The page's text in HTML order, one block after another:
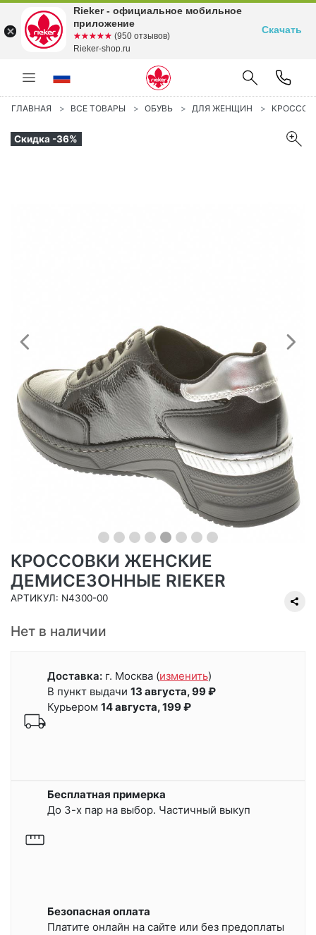
ГЛАВНАЯ ВСЕ ТОВАРЫ ОБУВЬ ДЛЯ ЖЕНЩИН
Скидка -36%
Предыдущий
КРОССОВКИ ЖЕНСКИЕ
ДЕМИСЕЗОННЫЕ RIEKER
АРТИКУЛ: N4300-00
Нет в наличии
Доставка: г. Москва (изменить)
В пункт выдачи 13 августа, 99 ₽
Курьером 14 августа, 199 ₽
Бесплатная примерка
До 3-х пар на выбор. Частичный выкуп
Безопасная оплата
Платите онлайн на сайте или без предоплаты
Rieker - официальное мобильное
приложение
☆☆☆☆☆
★★★★★ (950 отзывов)
Rieker-shop.ru
Скачать